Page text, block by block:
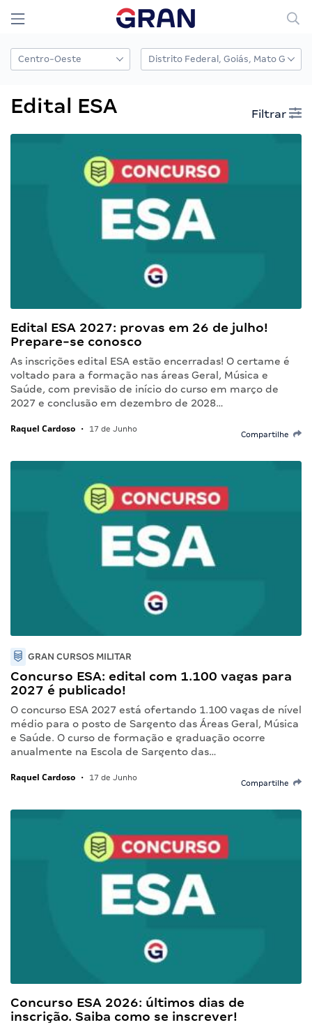
Edital ESA Filtrar
Edital ESA 2027: provas em 26 de julho!
Prepare-se conosco
As inscrições edital ESA estão encerradas! O certame é
voltado para a formação nas áreas Geral, Música e
Saúde, com previsão de início do curso em março de
2027 e conclusão em dezembro de 2028…
Raquel Cardoso • 17 de Junho
Compartilhe
GRAN CURSOS MILITAR
Concurso ESA: edital com 1.100 vagas para
2027 é publicado!
O concurso ESA 2027 está ofertando 1.100 vagas de nível
médio para o posto de Sargento das Áreas Geral, Música
e Saúde. O curso de formação e graduação ocorre
anualmente na Escola de Sargento das…
Raquel Cardoso • 17 de Junho
Compartilhe
Concurso ESA 2026: últimos dias de
inscrição. Saiba como se inscrever!